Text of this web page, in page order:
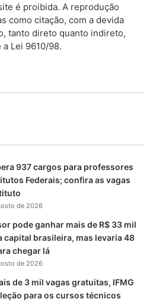
é proibida. A reprodução
como citação, com a devida
tanto direto quanto indireto,
Lei 9610/98.
937 cargos para professores
Federais; confira as vagas
de 2026
pode ganhar mais de R$ 33 mil
capital brasileira, mas levaria 48
chegar lá
de 2026
de 3 mil vagas gratuitas, IFMG
para os cursos técnicos